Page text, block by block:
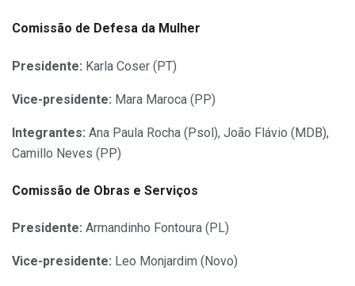
Comissão de Defesa da Mulher
Presidente: Karla Coser (PT)
Vice-presidente: Mara Maroca (PP)
Integrantes: Ana Paula Rocha (Psol), João Flávio (MDB),
Camillo Neves (PP)
Comissão de Obras e Serviços
Presidente: Armandinho Fontoura (PL)
Vice-presidente: Leo Monjardim (Novo)